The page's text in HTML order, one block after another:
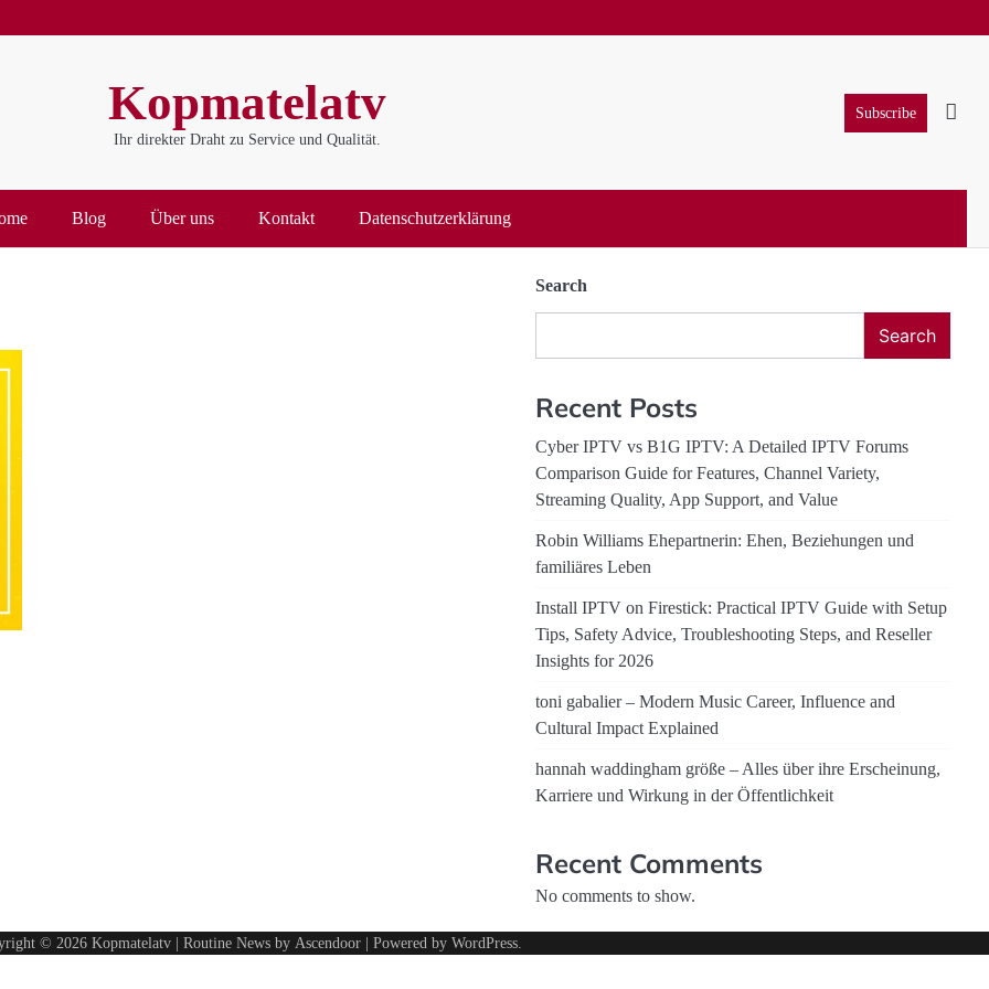
Kopmatelatv
Ihr direkter Draht zu Service und Qualität.
Subscribe
Blog Über uns Kontakt Datenschutzerklärung
Search
Search
Recent Posts
Cyber IPTV vs B1G IPTV: A Detailed IPTV Forums
Comparison Guide for Features, Channel Variety,
Streaming Quality, App Support, and Value
Robin Williams Ehepartnerin: Ehen, Beziehungen und
familiäres Leben
Install IPTV on Firestick: Practical IPTV Guide with Setup
Tips, Safety Advice, Troubleshooting Steps, and Reseller
Insights for 2026
toni gabalier – Modern Music Career, Influence and
Cultural Impact Explained
hannah waddingham größe – Alles über ihre Erscheinung,
Karriere und Wirkung in der Öffentlichkeit
Recent Comments
No comments to show.
© 2026 Kopmatelatv | Routine News by Ascendoor | Powered by WordPress